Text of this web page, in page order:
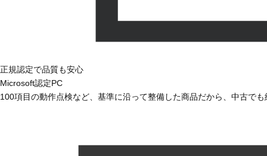
正規認定で品質も安心
Microsoft認定PC
100項目の動作点検など、基準に沿って整備した商品だから、中古で